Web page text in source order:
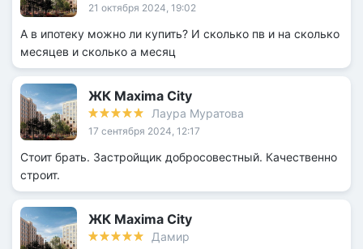
21 октября 2024, 19:02
А в ипотеку можно ли купить? И сколько пв и на сколько
месяцев и сколько а месяц
ЖК Maxima City
Лаура Муратова
17 сентября 2024, 12:17
Стоит брать. Застройщик добросовестный. Качественно
строит.
ЖК Maxima City
Дамир